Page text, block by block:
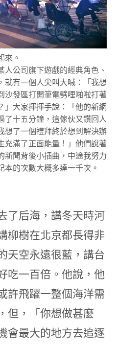
來。
公司旗下遊戲的經典角色、
就有一個人尖叫大喊：「我想
沙發區打開筆電劈哩啪啦打著
」大家揮揮手說：「他的新網
了十五分鐘，這傢伙又鑽回人
想了一個禮拜終於想到解決辦
充滿了正面能量！」他們說著
新聞背後小插曲，中途我努力
本的次數大概多達一千次。
了后海，講冬天時河
柳樹在北京都長得非
天空永遠很藍，講台
吃一百倍。他說，他
許飛躍一整個海洋需
但，「你想做甚麼
會最大的地方去追逐